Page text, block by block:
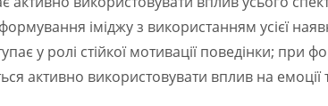
іміджу з використанням усієї
у ролі стійкої мотивації поведінки; при
активно використовувати вплив на емоції